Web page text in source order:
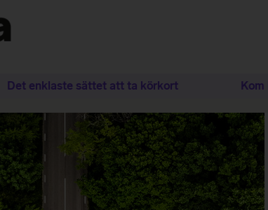
Det enklaste sättet att ta körkort Kom